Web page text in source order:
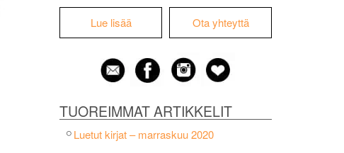
Lue lisää Ota yhteyttä
TUOREIMMAT ARTIKKELIT
Luetut kirjat – marraskuu 2020